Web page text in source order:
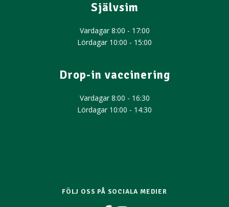
Självsim
Vardagar 8:00 - 17:00
Lördagar 10:00 - 15:00
Drop-in vaccinering
Vardagar 8:00 - 16:30​
Lördagar 10:00 - 14:30
FÖLJ OSS PÅ SOCIALA MEDIER